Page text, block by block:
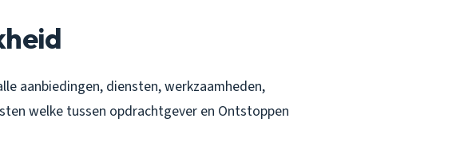
aanbiedingen, diensten, werkzaamheden,
welke tussen opdrachtgever en Ontstoppen